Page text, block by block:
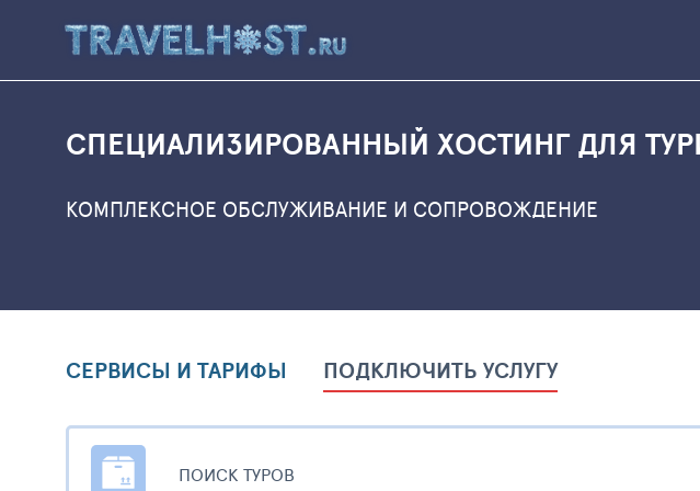
СПЕЦИАЛИЗИРОВАННЫЙ ХОСТИНГ ДЛЯ
КОМПЛЕКСНОЕ ОБСЛУЖИВАНИЕ И СОПРОВОЖДЕНИЕ
СЕРВИСЫ И ТАРИФЫ ПОДКЛЮЧИТЬ УСЛУГУ
ПОИСК ТУРОВ